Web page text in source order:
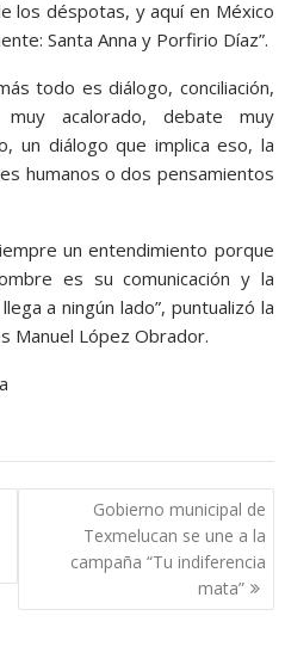
los déspotas, y aquí en México
Santa Anna y Porfirio Díaz”.
todo es diálogo, conciliación,
acalorado, debate muy
un diálogo que implica eso, la
humanos o dos pensamientos
un entendimiento porque
es su comunicación y la
a ningún lado”, puntualizó la
Manuel López Obrador.
Gobierno municipal de
Texmelucan se une a la
campaña “Tu indiferencia
mata”